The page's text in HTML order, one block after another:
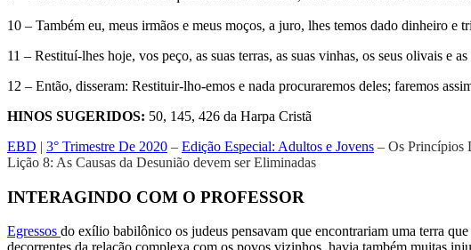
10 – Também eu, meus irmãos e meus moços, a juro, lhes temos dado dinheiro e
11 – Restituí-lhes hoje, vos peço, as suas terras, as suas vinhas, os seus olivais e
12 – Então, disseram: Restituir-lho-emos e nada procuraremos deles; faremos
HINOS SUGERIDOS: 50, 145, 426 da Harpa Cristã
EBD | 3° Trimestre De 2020 – Edição Especial: Adultos e Jovens – Os Princípios
Lição 8: As Causas da Desunião devem ser Eliminadas
INTERAGINDO COM O PROFESSOR
Egressos do exílio babilônico os judeus pensavam que encontrariam uma terra